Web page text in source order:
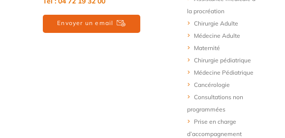
Envoyer un email
la procréation
Chirurgie Adulte
Médecine Adulte
Maternité
Chirurgie pédiatrique
Médecine Pédiatrique
Cancérologie
Consultations non
programmées
Prise en charge
d’accompagnement